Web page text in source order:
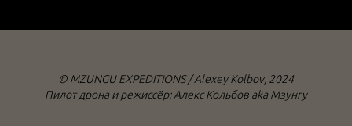
©️ MZUNGU EXPEDITIONS / Alexey Kolbov, 2024
Пилот дрона и режиссёр: Алекс Кольбов aka Мзунгу